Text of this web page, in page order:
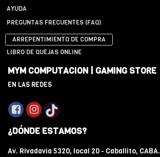
AYUDA
PREGUNTAS FRECUENTES (FAQ)
ARREPENTIMIENTO DE COMPRA
LIBRO DE QUEJAS ONLINE
MYM COMPUTACION | GAMING STORE
EN LAS REDES
¿DÓNDE ESTAMOS?
Av. Rivadavia 5320, local 20 - Caballito, CABA.